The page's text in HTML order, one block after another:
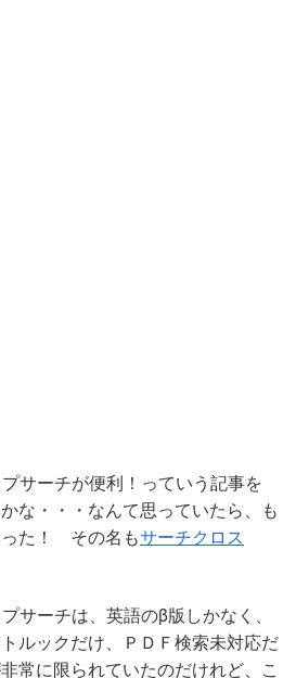
サーチが便利！っていう記事を
な・・・なんて思っていたら、も
った！ その名もサーチクロス
サーチは、英語のβ版しかなく、
ルックだけ、ＰＤＦ検索未対応だ
常に限られていたのだけれど、こ